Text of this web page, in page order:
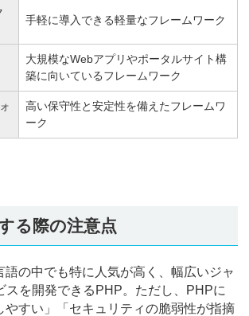
手軽に導入できる軽量なフレームワーク
大規模なWebアプリやポータルサイト構
築に向いているフレームワーク
高い保守性と安定性を備えたフレームワ
ーク
る際の注意点
語の中でも特に人気が高く、幅広いジャ
スを開発できるPHP。ただし、PHPに
やすい」「セキュリティの脆弱性が指摘